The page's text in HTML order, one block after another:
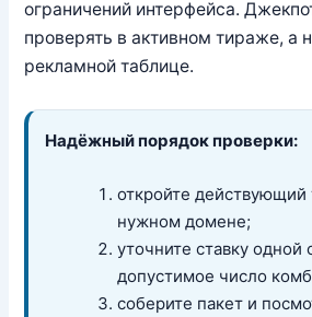
ограничений интерфейса.
проверять в активном тираже, а
рекламной таблице.
Надёжный порядок проверки:
откройте действующий
нужном домене;
уточните ставку одной
допустимое число
соберите пакет и